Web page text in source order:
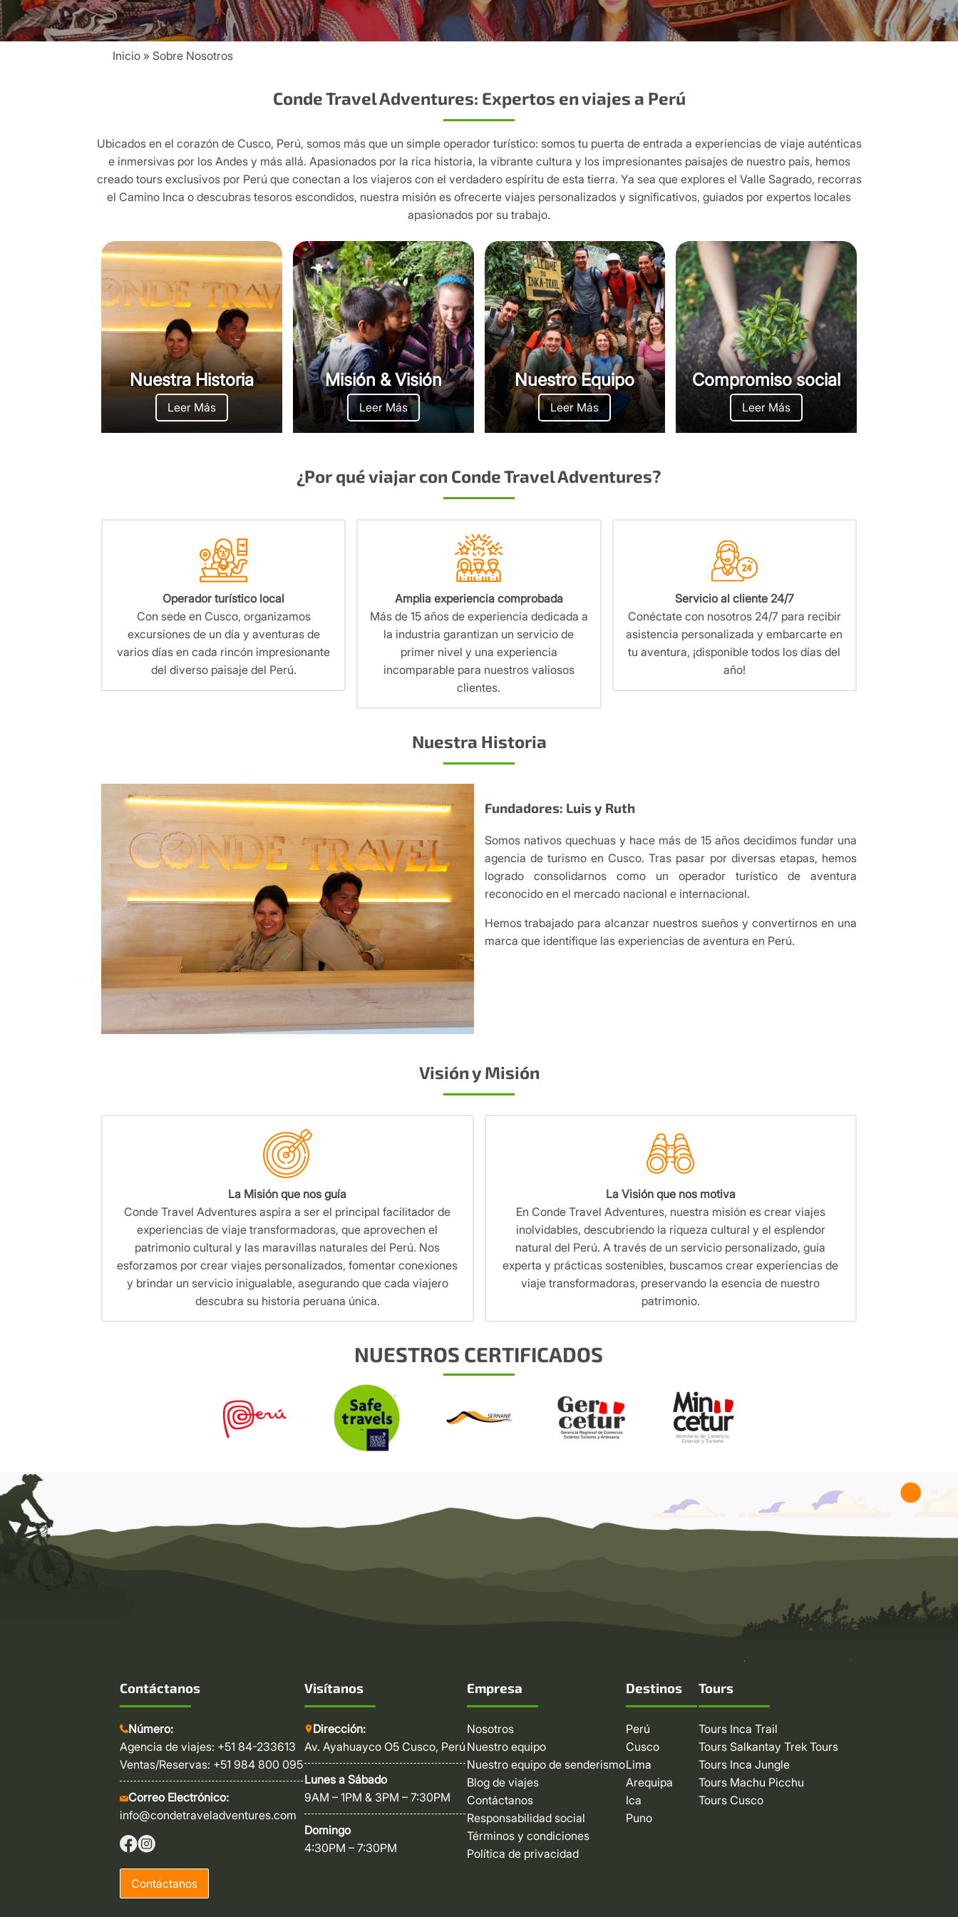
Inicio Sobre Nosotros
Conde Travel Adventures: Expertos en viajes a Perú
Ubicados en el corazón de Cusco, Perú, somos más que un simple operador turístico: somos tu puerta de entrada a experiencias de viaje auténticas
e inmersivas por los Andes y más allá. Apasionados por la rica historia, la vibrante cultura y los impresionantes paisajes de nuestro país, hemos
creado tours exclusivos por Perú que conectan a los viajeros con el verdadero espíritu de esta tierra. Ya sea que explores el Valle Sagrado, recorras
el Camino Inca o descubras tesoros escondidos, nuestra misión es ofrecerte viajes personalizados y significativos, guiados por expertos locales
apasionados por su trabajo.
Nuestra Historia
Leer Más
Misión & Visión
Leer Más
Nuestro Equipo
Leer Más
Compromiso social
Leer Más
¿Por qué viajar con Conde Travel Adventures?
Operador turístico local
Con sede en Cusco, organizamos
excursiones de un día y aventuras de
varios días en cada rincón impresionante
del diverso paisaje del Perú.
Amplia experiencia comprobada
Más de 15 años de experiencia dedicada a
la industria garantizan un servicio de
primer nivel y una experiencia
incomparable para nuestros valiosos
clientes.
Servicio al cliente 24/7
Conéctate con nosotros 24/7 para recibir
asistencia personalizada y embarcarte en
tu aventura, ¡disponible todos los días del
año!
Nuestra Historia
Fundadores: Luis y Ruth
Somos nativos quechuas y hace más de 15 años decidimos fundar una
agencia de turismo en Cusco. Tras pasar por diversas etapas, hemos
logrado consolidarnos como un operador turístico de aventura
reconocido en el mercado nacional e internacional.
Hemos trabajado para alcanzar nuestros sueños y convertirnos en una
marca que identifique las experiencias de aventura en Perú.
Visión y Misión
La Misión que nos guía
Conde Travel Adventures aspira a ser el principal facilitador de
experiencias de viaje transformadoras, que aprovechen el
patrimonio cultural y las maravillas naturales del Perú. Nos
esforzamos por crear viajes personalizados, fomentar conexiones
y brindar un servicio inigualable, asegurando que cada viajero
descubra su historia peruana única.
La Visión que nos motiva
En Conde Travel Adventures, nuestra misión es crear viajes
inolvidables, descubriendo la riqueza cultural y el esplendor
natural del Perú. A través de un servicio personalizado, guía
experta y prácticas sostenibles, buscamos crear experiencias de
viaje transformadoras, preservando la esencia de nuestro
patrimonio.
NUESTROS CERTIFICADOS
Contáctanos
Número:
Agencia de viajes: +51 84-233613
Ventas/Reservas: +51 984 800 095
Correo Electrónico:
info@condetraveladventures.com
Contáctanos
Visítanos
Dirección:
Av. Ayahuayco O5 Cusco, Perú
Lunes a Sábado
9AM – 1PM & 3PM – 7:30PM
Domingo
4:30PM – 7:30PM
Empresa
Nosotros
Nuestro equipo
Nuestro equipo de senderismo
Blog de viajes
Contáctanos
Responsabilidad social
Términos y condiciones
Política de privacidad
Destinos
Perú
Cusco
Lima
Arequipa
Ica
Puno
Tours
Tours Inca Trail
Tours Salkantay Trek Tours
Tours Inca Jungle
Tours Machu Picchu
Tours Cusco